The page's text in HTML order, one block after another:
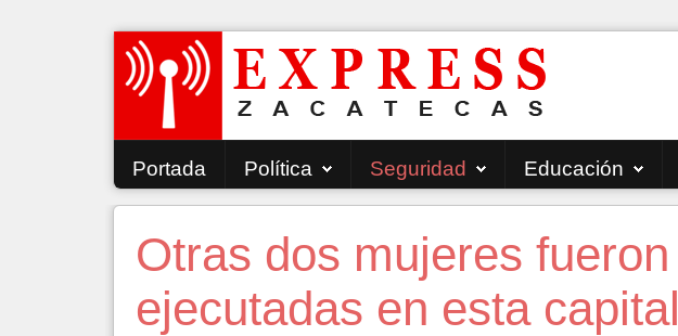
Portada Política Seguridad Educación
Otras dos mujeres fueron
ejecutadas en esta capital